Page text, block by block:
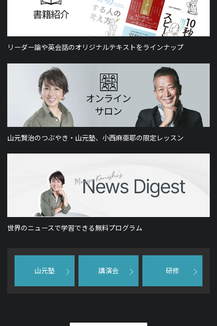
リーダー論や英会話のオリジナルテキストをラインナップ
山元賢治のつぶやき・山元塾、小西麻亜耶の限定レッスン
世界のニュースで学習できる無料プログラム
山元塾 講演会 研修